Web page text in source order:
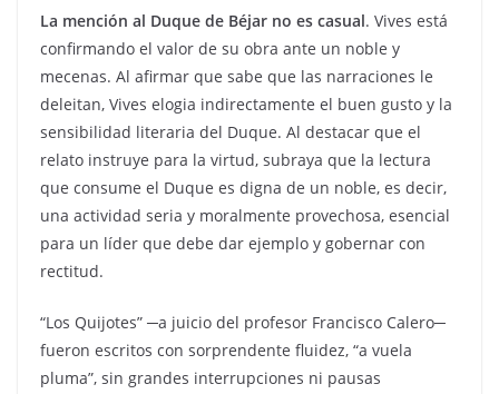
La mención al Duque de Béjar no es casual. Vives está
confirmando el valor de su obra ante un noble y
mecenas. Al afirmar que sabe que las narraciones le
deleitan, Vives elogia indirectamente el buen gusto y la
sensibilidad literaria del Duque. Al destacar que el
relato instruye para la virtud, subraya que la lectura
que consume el Duque es digna de un noble, es decir,
una actividad seria y moralmente provechosa, esencial
para un líder que debe dar ejemplo y gobernar con
rectitud.
“Los Quijotes” ─a juicio del profesor Francisco Calero─
fueron escritos con sorprendente fluidez, “a vuela
pluma”, sin grandes interrupciones ni pausas